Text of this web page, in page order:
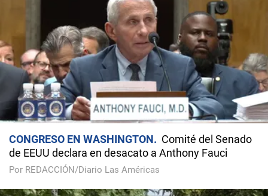
CONGRESO EN WASHINGTON
Comité del Senado
de EEUU declara en desacato a Anthony Fauci
Por REDACCIÓN/Diario Las Américas